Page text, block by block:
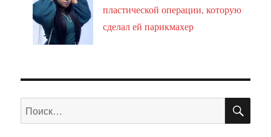
пластической операции, которую
сделал ей парикмахер
Искать: